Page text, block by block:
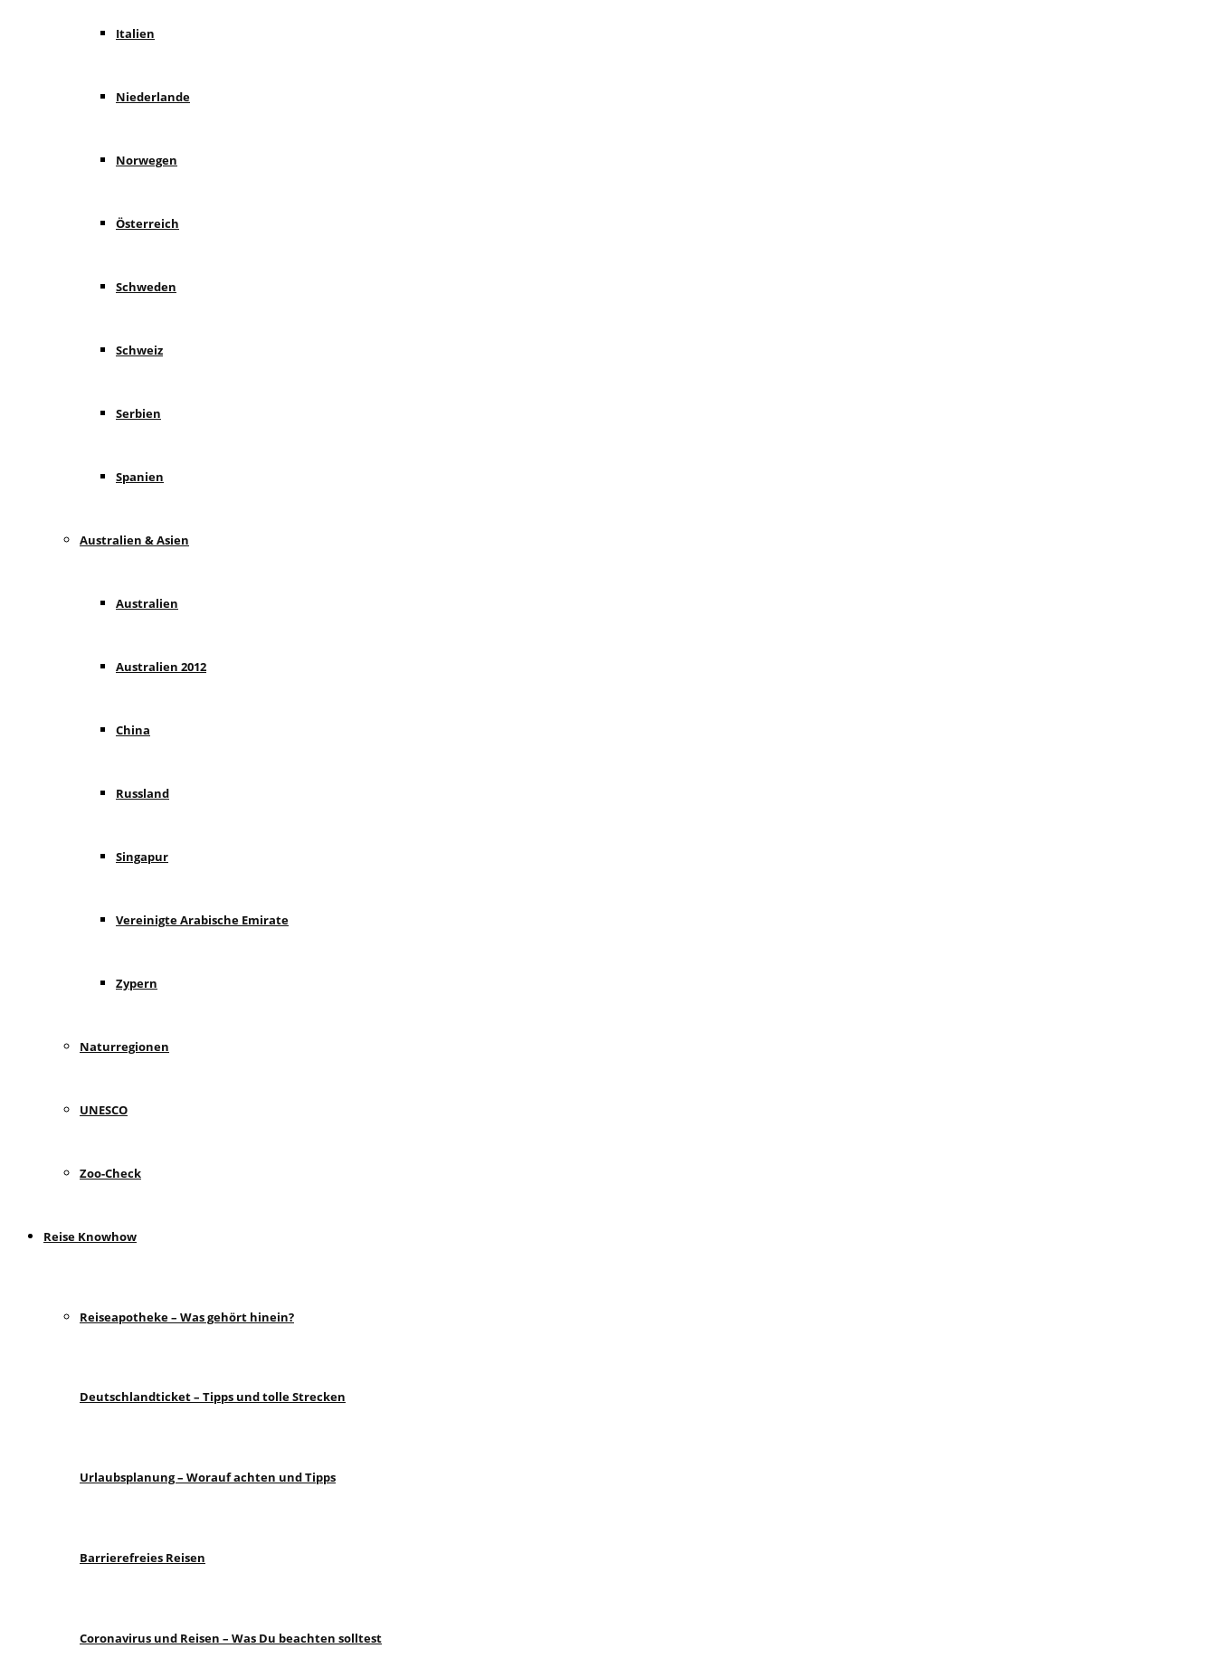
Italien
Niederlande
Norwegen
Österreich
Schweden
Schweiz
Serbien
Spanien
Australien & Asien
Australien
Australien 2012
China
Russland
Singapur
Vereinigte Arabische Emirate
Zypern
Naturregionen
UNESCO
Zoo-Check
Reise Knowhow
Reiseapotheke – Was gehört hinein?
Deutschlandticket – Tipps und tolle Strecken
Urlaubsplanung – Worauf achten und Tipps
Barrierefreies Reisen
Coronavirus und Reisen – Was Du beachten solltest